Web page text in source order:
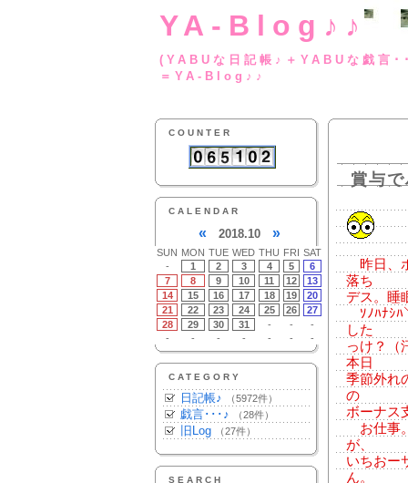
YA-Blog♪♪
(YABUな日記帳♪
＝YA-Blog♪♪
COUNTER
CALENDAR
« 2018.10 »
SUN MON TUE WED THU FRI SAT
-
1 2 3 4 5
6
7
8 9 10 11 12
13
14
15 16 17 18 19
20
21
22 23 24 25 26
27
28
29 30 31 - -
-
-
- - - - - -
CATEGORY
日記帳♪ （5972件）
戯言･･･♪ （28件）
旧Log （27件）
SEARCH
賞与
昨日、
落ち
デス。睡
ｿﾉﾊﾅｼﾊ
した
っけ？（
本日
季節外れ
の
ボーナス
お仕事
が、
いちおー
ん。